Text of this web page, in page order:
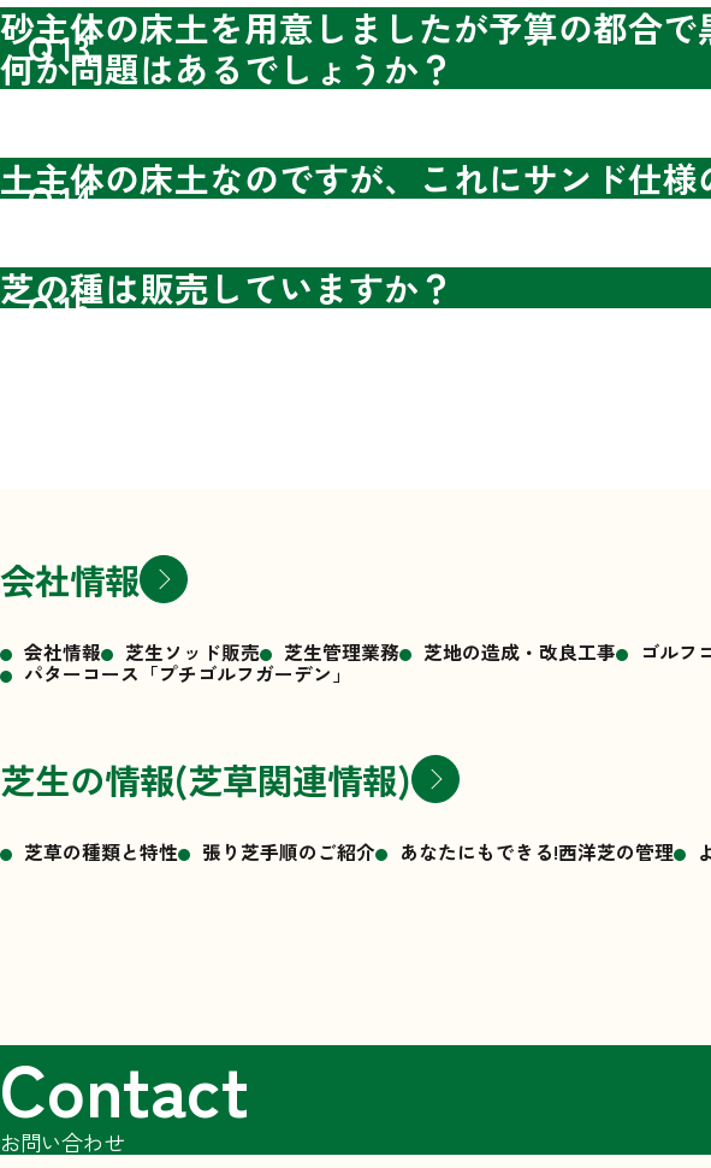
Ｑ13.
砂主体の床土を用意しましたが予算の都合
何か問題はあるでしょうか？
Ｑ14.
土主体の床土なのですが、これにサンド仕
Ｑ15.
芝の種は販売していますか？
会社情報
会社情報 芝生ソッド販売 芝生管理業務 芝地の造成・改良工事 ゴルフ
パターコース「プチゴルフガーデン」
芝生の情報(芝草関連情報)
芝草の種類と特性 張り芝手順のご紹介 あなたにもできる!西洋芝の管理
Contact
お問い合わせ